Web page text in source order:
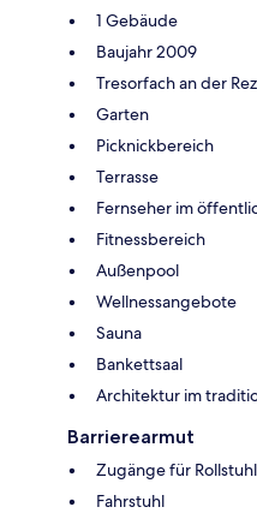
1 Gebäude
Baujahr 2009
Tresorfach an der
Garten
Picknickbereich
Terrasse
Fernseher im
Fitnessbereich
Außenpool
Wellnessangebote
Sauna
Bankettsaal
Architektur im
Barrierearmut
Zugänge für
Fahrstuhl